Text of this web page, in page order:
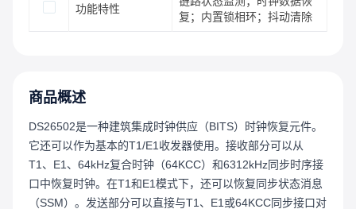
功能特性
复；内置锁相环；抖动清除
商品概述
DS26502是一种建筑集成时钟供应（BITS）时钟恢复元件。
它还可以作为基本的T1/E1收发器使用。接收部分可以从
T1、E1、64kHz复合时钟（64KCC）和6312kHz同步时序接
口中恢复时钟。在T1和E1模式下，还可以恢复同步状态消息
（SSM）。发送部分可以直接与T1、E1或64KCC同步接口对